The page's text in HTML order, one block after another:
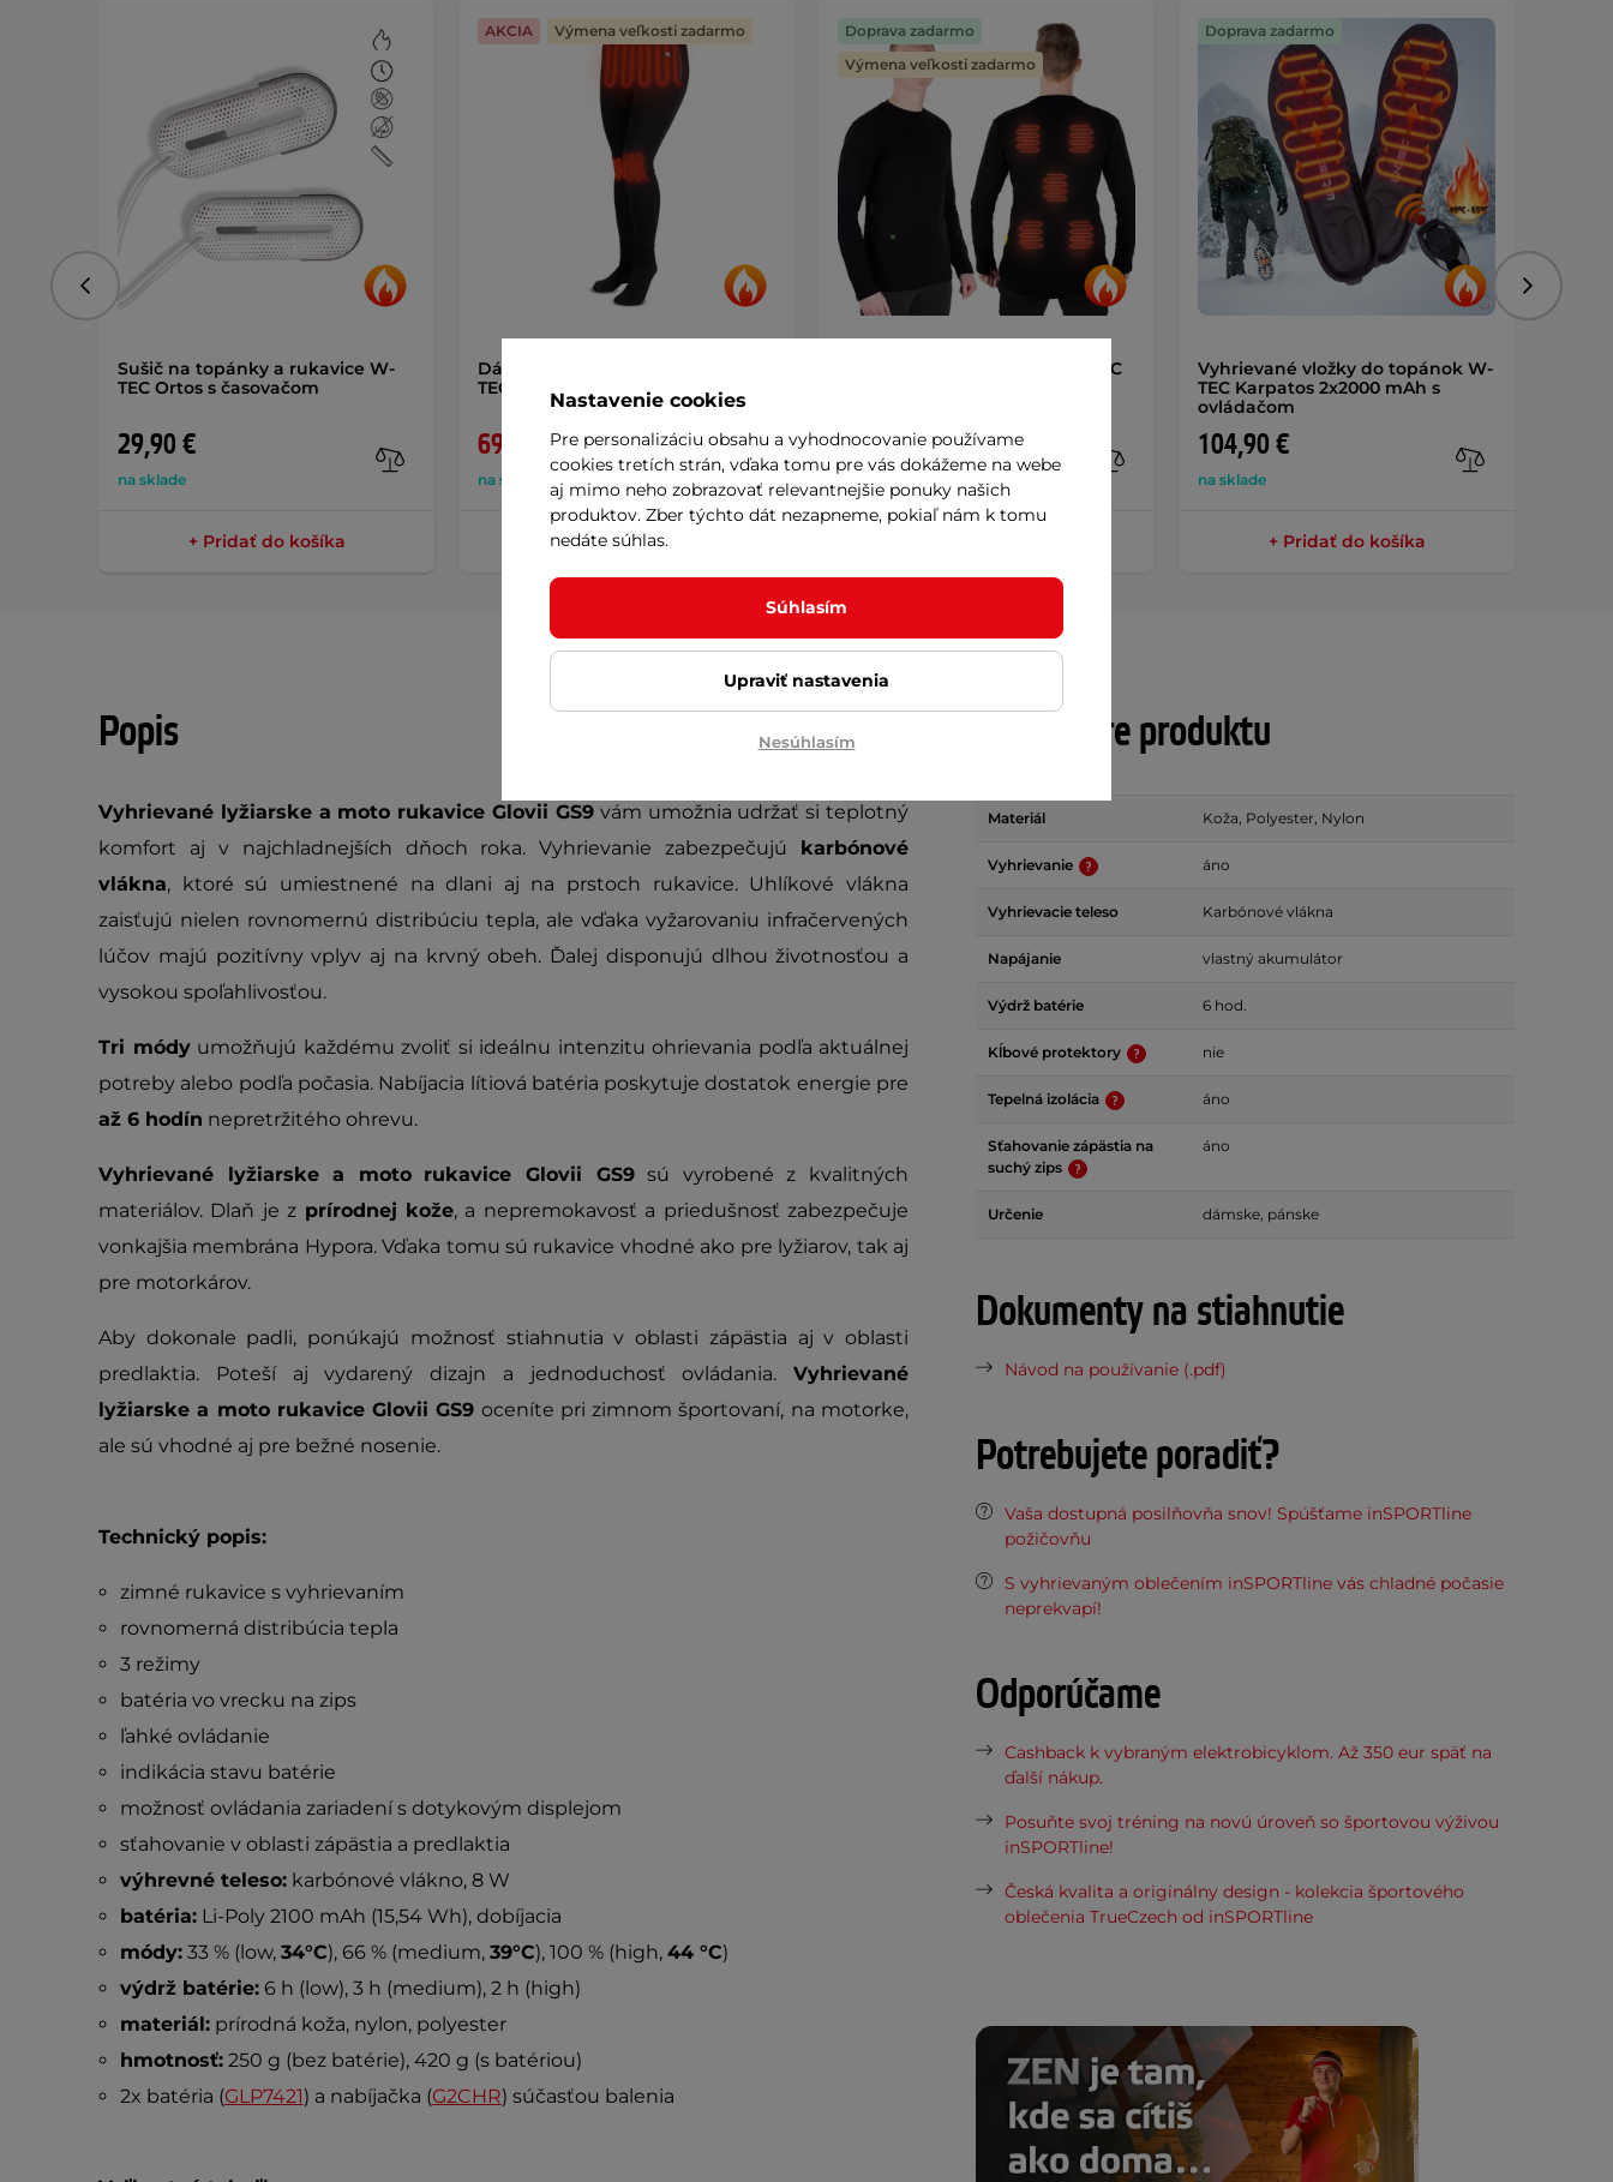
Sušič na topánky a rukavice W-
TEC Ortos s časovačom
29,90 €
na sklade
+ Pridať do košíka
Dámske vyhrievané nohavice W-
TEC Insupants Lady
AKCIA
69,90 € 115,90 €
na sklade
AKCIA Výmena veľkosti zadarmo
+ Pridať do košíka
Pánske vyhrievané tričko W-TEC
129,90 €
na sklade
Doprava zadarmo
Výmena veľkosti zadarmo
Vyhrievané vložky do topánok W-
TEC Karpatos 2x2000 mAh s
ovládačom
104,90 €
na sklade
Doprava zadarmo
+ Pridať do košíka
Predchádzajúce
Popis
Vyhrievané lyžiarske a moto rukavice Glovii GS9vám umožnia udržať si teplotný
komfort aj v najchladnejších dňoch roka. Vyhrievanie zabezpečujú karbónové
vlákna, ktoré sú umiestnené na dlani aj na prstoch rukavice. Uhlíkové vlákna
zaisťujú nielen rovnomernú distribúciu tepla, ale vďaka vyžarovaniu infračervených
lúčov majú pozitívny vplyv aj na krvný obeh. Ďalej disponujú dlhou životnosťou a
vysokou spoľahlivosťou.
Tri módyumožňujú každému zvoliť si ideálnu intenzitu ohrievania podľa aktuálnej
potreby alebo podľa počasia. Nabíjacia lítiová batéria poskytuje dostatok energie pre
až 6 hodín nepretržitého ohrevu.
Vyhrievané lyžiarske a moto rukavice Glovii GS9sú vyrobené z kvalitných
materiálov. Dlaň je z prírodnej kože, a nepremokavosť a priedušnosť zabezpečuje
vonkajšia membrána Hypora. Vďaka tomu sú rukavice vhodné ako pre lyžiarov, tak aj
pre motorkárov.
Aby dokonale padli, ponúkajú možnosť stiahnutia v oblasti zápästia aj v oblasti
predlaktia. Poteší aj vydarený dizajn a jednoduchosť ovládania. Vyhrievané
lyžiarske a moto rukavice Glovii GS9 oceníte pri zimnom športovaní, na motorke,
ale sú vhodné aj pre bežné nosenie.
Technický popis:
zimné rukavice s vyhrievaním
rovnomerná distribúcia tepla
3 režimy
batéria vo vrecku na zips
ľahké ovládanie
indikácia stavu batérie
možnosť ovládania zariadení s dotykovým displejom
sťahovanie v oblasti zápästia a predlaktia
výhrevné teleso:karbónové vlákno, 8 W
batéria:Li-Poly 2100 mAh (15,54 Wh), dobíjacia
módy:33 % (low, 34°C), 66 % (medium, 39°C), 100 % (high, 44 °C)
výdrž batérie:6 h (low), 3 h (medium), 2 h (high)
materiál:prírodná koža, nylon, polyester
hmotnosť:250 g (bez batérie), 420 g (s batériou)
2x batéria (GLP7421) a nabíjačka (G2CHR) súčasťou balenia
Parametre produktu
Materiál Koža, Polyester, Nylon
Vyhrievanie áno
Vyhrievacie teleso Karbónové vlákna
Napájanie vlastný akumulátor
Výdrž batérie 6 hod.
Kĺbové protektory nie
Tepelná izolácia áno
Sťahovanie zápästia na
suchý zips
áno
Určenie dámske, pánske
Dokumenty na stiahnutie
Návod na používanie (.pdf)
Potrebujete poradiť?
Vaša dostupná posilňovňa snov! Spúšťame inSPORTline
požičovňu
S vyhrievaným oblečením inSPORTline vás chladné počasie
neprekvapí!
Odporúčame
Cashback k vybraným elektrobicyklom. Až 350 eur späť na
ďalší nákup.
Posuňte svoj tréning na novú úroveň so športovou výživou
inSPORTline!
Česká kvalita a originálny design - kolekcia športového
oblečenia TrueCzech od inSPORTline
Nastavenie cookies
Pre personalizáciu obsahu a vyhodnocovanie používame
cookies tretích strán, vďaka tomu pre vás dokážeme na webe
aj mimo neho zobrazovať relevantnejšie ponuky našich
produktov. Zber týchto dát nezapneme, pokiaľ nám k tomu
nedáte súhlas.
Súhlasím
Upraviť nastavenia
Nesúhlasím